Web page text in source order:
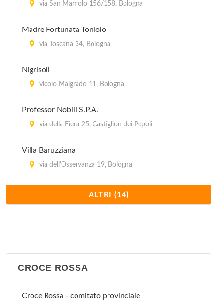
via San Mamolo 156/158, Bologna
Madre Fortunata Toniolo
via Toscana 34, Bologna
Nigrisoli
vicolo Malgrado 11, Bologna
Professor Nobili S.P.A.
via della Fiera 25, Castiglion dei Pepoli
Villa Baruzziana
via dell'Osservanza 19, Bologna
via Bellombra 24, Bologna
Villa Erbosa
ALTRI (14)
CROCE ROSSA
Croce Rossa - comitato provinciale